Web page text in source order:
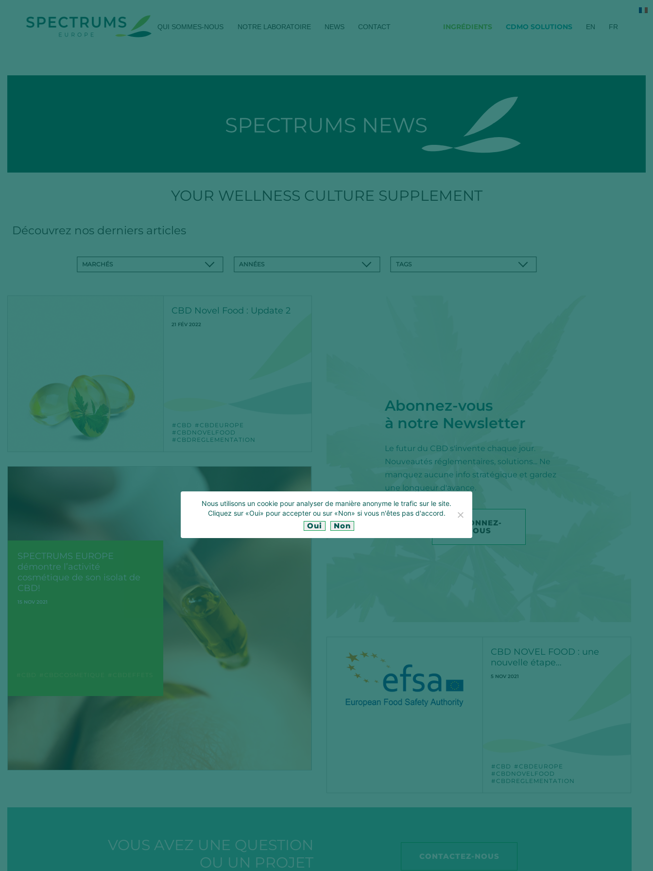
QUI SOMMES-NOUS NOTRE LABORATOIRE NEWS CONTACT INGRÉDIENTS CDMO SOLUTIONS EN FR
YOUR WELLNESS CULTURE SUPPLEMENT
Découvrez nos derniers articles
MARCHÉS ANNÉES TAGS
Abonnez-vous
à notre Newsletter
Le futur du CBD s'invente chaque jour.
Nouveautés réglementaires, solutions... Ne
manquez aucune info stratégique et gardez
une longueur d'avance.
ABONNEZ-
VOUS
CBD Novel Food : Update 2
21 FÉV 2022
CBD
CBDEUROPE
CBDNOVELFOOD
CBDREGLEMENTATION
SPECTRUMS EUROPE
démontre l’activité
cosmétique de son isolat de
CBD!
15 NOV 2021
CBD NOVEL FOOD : une
nouvelle étape…
5 NOV 2021
CBD
CBDEUROPE
CBDNOVELFOOD
CBDREGLEMENTATION
VOUS AVEZ UNE QUESTION
OU UN PROJET
CONTACTEZ-NOUS
Nous utilisons un cookie pour analyser de manière anonyme le trafic sur le site.
Cliquez sur «Oui» pour accepter ou sur «Non» si vous n'êtes pas d'accord.
Oui Non